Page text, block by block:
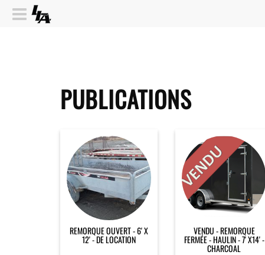
PUBLICATIONS
REMORQUE OUVERT - 6' X
12' - DE LOCATION
VENDU - REMORQUE
FERMÉE - HAULIN - 7' X14' -
CHARCOAL